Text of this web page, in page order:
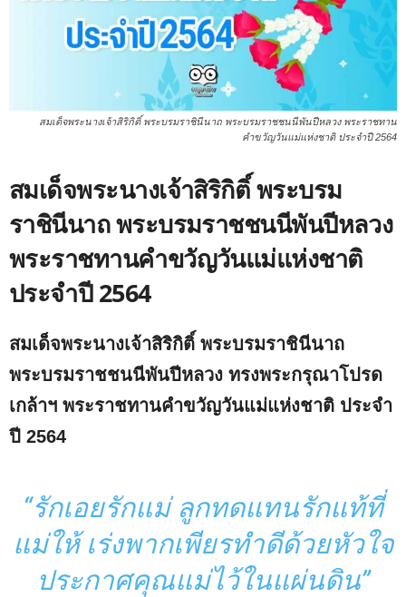
สมเด็จพระนางเจ้าสิริกิติ์ พระบรมราชินีนาถ พระบรมราชชนนีพันปีหลวง พระราชทาน
คำขวัญวันแม่แห่งชาติ ประจำปี 2564
สมเด็จพระนางเจ้าสิริกิติ์ พระบรม
ราชินีนาถ พระบรมราชชนนีพันปีหลวง
พระราชทานคำขวัญวันแม่แห่งชาติ
ประจำปี 2564
สมเด็จพระนางเจ้าสิริกิติ์ พระบรมราชินีนาถ
พระบรมราชชนนีพันปีหลวง ทรงพระกรุณาโปรด
เกล้าฯ พระราชทานคำขวัญวันแม่แห่งชาติ ประจำ
ปี 2564
“รักเอยรักแม่ ลูกทดแทนรักแท้ที่
แม่ให้ เร่งพากเพียรทำดีด้วยหัวใจ
ประกาศคุณแม่ไว้ในแผ่นดิน”